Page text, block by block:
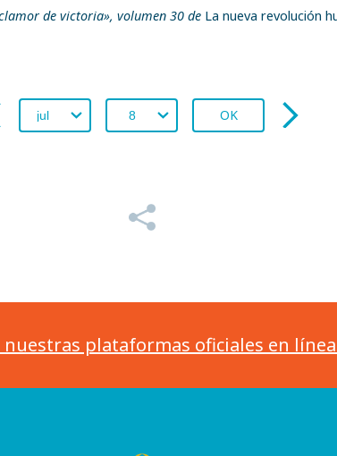
de victoria», volumen 30 de La nueva revolución
OK
plataformas oficiales en